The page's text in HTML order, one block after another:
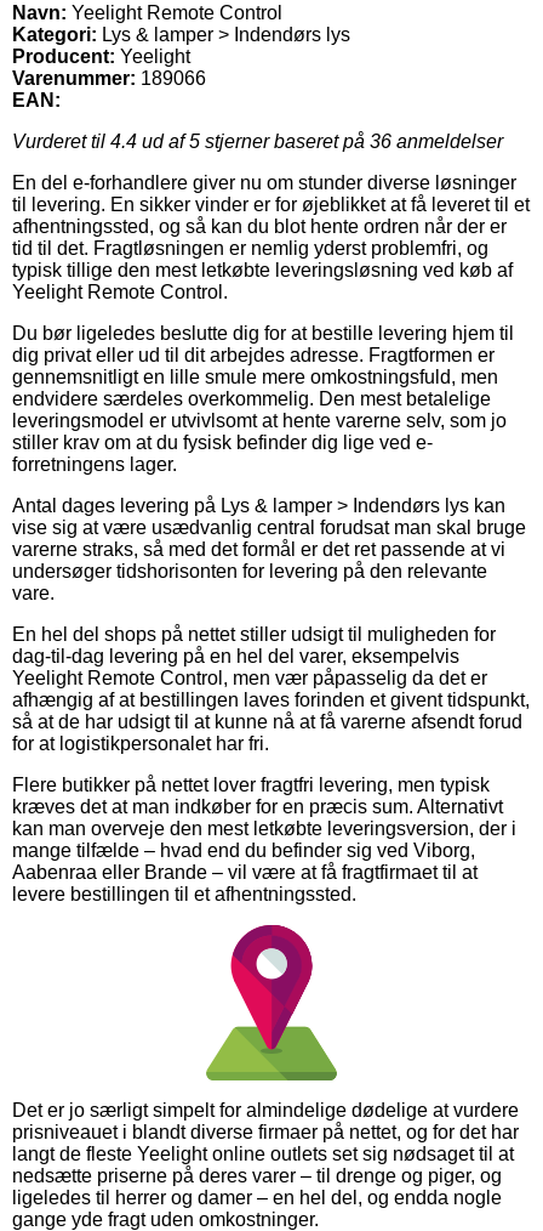
Navn: Yeelight Remote Control
Kategori: Lys & lamper > Indendørs lys
Producent: Yeelight
Varenummer: 189066
EAN:
Vurderet til 4.4 ud af 5 stjerner baseret på 36 anmeldelser
En del e-forhandlere giver nu om stunder diverse løsninger
til levering. En sikker vinder er for øjeblikket at få leveret til et
afhentningssted, og så kan du blot hente ordren når der er
tid til det. Fragtløsningen er nemlig yderst problemfri, og
typisk tillige den mest letkøbte leveringsløsning ved køb af
Yeelight Remote Control.
Du bør ligeledes beslutte dig for at bestille levering hjem til
dig privat eller ud til dit arbejdes adresse. Fragtformen er
gennemsnitligt en lille smule mere omkostningsfuld, men
endvidere særdeles overkommelig. Den mest betalelige
leveringsmodel er utvivlsomt at hente varerne selv, som jo
stiller krav om at du fysisk befinder dig lige ved e-
forretningens lager.
Antal dages levering på Lys & lamper > Indendørs lys kan
vise sig at være usædvanlig central forudsat man skal bruge
varerne straks, så med det formål er det ret passende at vi
undersøger tidshorisonten for levering på den relevante
vare.
En hel del shops på nettet stiller udsigt til muligheden for
dag-til-dag levering på en hel del varer, eksempelvis
Yeelight Remote Control, men vær påpasselig da det er
afhængig af at bestillingen laves forinden et givent tidspunkt,
så at de har udsigt til at kunne nå at få varerne afsendt forud
for at logistikpersonalet har fri.
Flere butikker på nettet lover fragtfri levering, men typisk
kræves det at man indkøber for en præcis sum. Alternativt
kan man overveje den mest letkøbte leveringsversion, der i
mange tilfælde – hvad end du befinder sig ved Viborg,
Aabenraa eller Brande – vil være at få fragtfirmaet til at
levere bestillingen til et afhentningssted.
Det er jo særligt simpelt for almindelige dødelige at vurdere
prisniveauet i blandt diverse firmaer på nettet, og for det har
langt de fleste Yeelight online outlets set sig nødsaget til at
nedsætte priserne på deres varer – til drenge og piger, og
ligeledes til herrer og damer – en hel del, og endda nogle
gange yde fragt uden omkostninger.